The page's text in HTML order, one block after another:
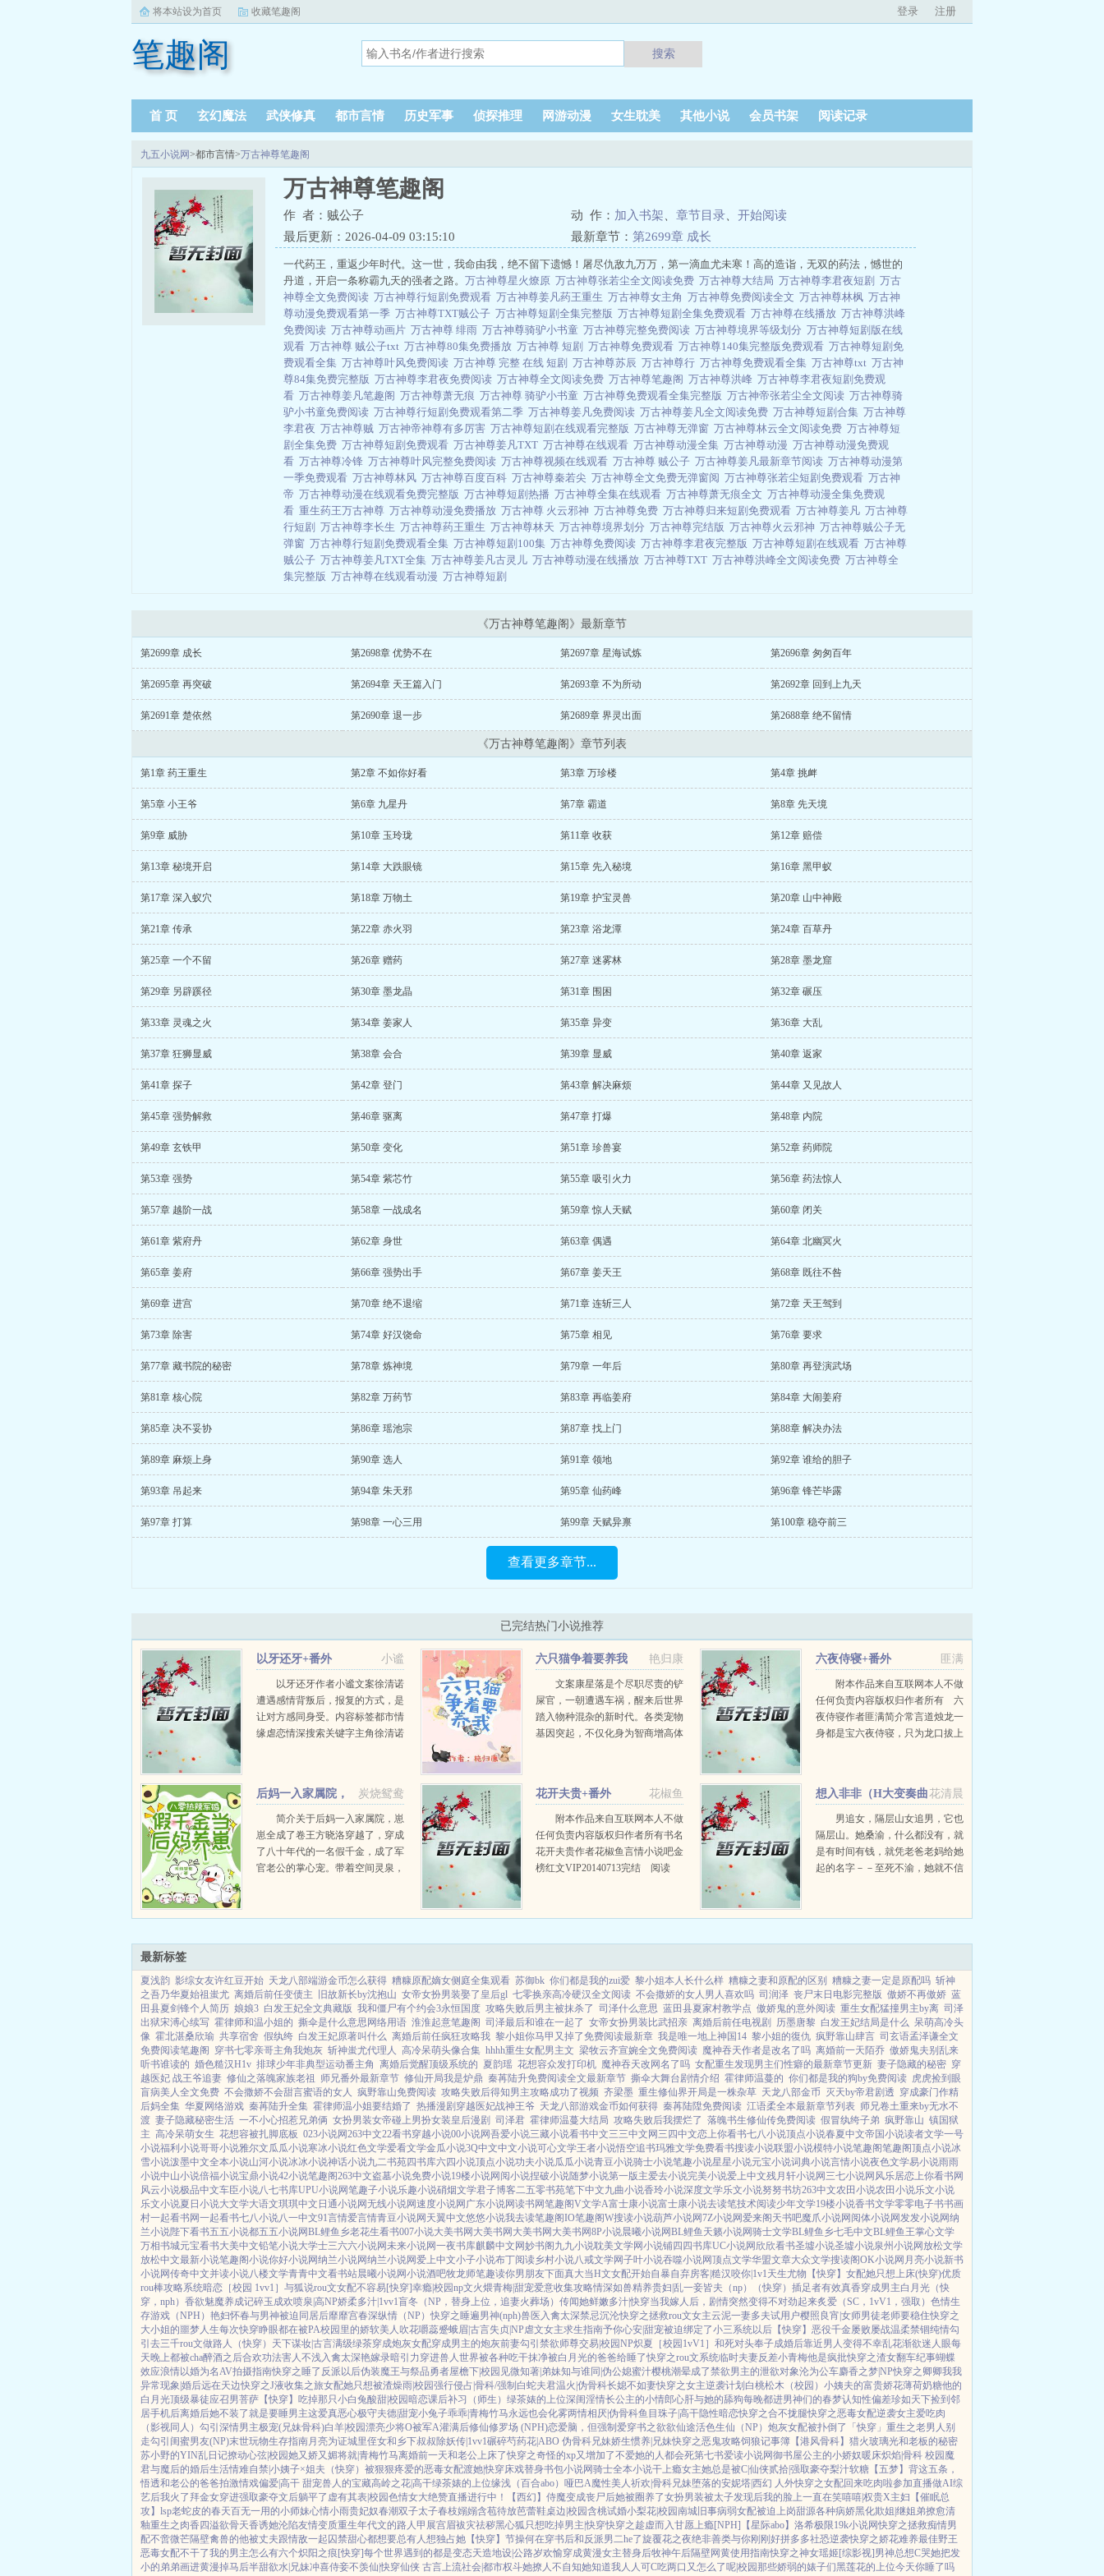
将本站设为首页 收藏笔趣阁 登录 注册
笔趣阁 搜索
首 页 玄幻魔法 武侠修真 都市言情 历史军事 侦探推理 网游动漫 女生耽美 其他小说 会员书架 阅读记录
九五小说网>都市言情>万古神尊笔趣阁
万古神尊笔趣阁
作 者：贼公子 动 作： 加入书架 章节目录
开始阅读
最后更新：2026-04-09 03:15:10
最新章节： 第2699章 成长
一代药王，重返少年时代。这一世，我命由我，绝不留下遗憾！屠尽仇敌九万万，第一滴血尤未寒！高的造诣，无双的药法，憾世的
丹道，开启一条称霸九天的强者之路。 万古神尊星火燎原 万古神尊张若尘全文阅读免费 万古神尊大结局 万古神尊李君夜短剧 万古
神尊全文免费阅读 万古神尊行短剧免费观看 万古神尊姜凡药王重生 万古神尊女主角 万古神尊免费阅读全文 万古神尊林枫 万古神
尊动漫免费观看第一季 万古神尊TXT贼公子 万古神尊短剧全集完整版 万古神尊短剧全集免费观看 万古神尊在线播放 万古神尊洪峰
免费阅读 万古神尊动画片 万古神尊 绯雨 万古神尊骑驴小书童 万古神尊完整免费阅读 万古神尊境界等级划分 万古神尊短剧版在线
观看 万古神尊 贼公子txt 万古神尊80集免费播放 万古神尊 短剧 万古神尊免费观看 万古神尊140集完整版免费观看 万古神尊短剧免
费观看全集 万古神尊叶风免费阅读 万古神尊 完整 在线 短剧 万古神尊苏辰 万古神尊行 万古神尊免费观看全集 万古神尊txt 万古神
尊84集免费完整版 万古神尊李君夜免费阅读 万古神尊全文阅读免费 万古神尊笔趣阁 万古神尊洪峰 万古神尊李君夜短剧免费观
看 万古神尊姜凡笔趣阁 万古神尊萧无痕 万古神尊 骑驴小书童 万古神尊免费观看全集完整版 万古神帝张若尘全文阅读 万古神尊骑
驴小书童免费阅读 万古神尊行短剧免费观看第二季 万古神尊姜凡免费阅读 万古神尊姜凡全文阅读免费 万古神尊短剧合集 万古神尊
李君夜 万古神尊贼 万古神帝神尊有多厉害 万古神尊短剧在线观看完整版 万古神尊无弹窗 万古神尊林云全文阅读免费 万古神尊短
剧全集免费 万古神尊短剧免费观看 万古神尊姜凡TXT 万古神尊在线观看 万古神尊动漫全集 万古神尊动漫 万古神尊动漫免费观
看 万古神尊冷锋 万古神尊叶风完整免费阅读 万古神尊视频在线观看 万古神尊 贼公子 万古神尊姜凡最新章节阅读 万古神尊动漫第
一季免费观看 万古神尊林风 万古神尊百度百科 万古神尊秦若尖 万古神尊全文免费无弹窗阅 万古神尊张若尘短剧免费观看 万古神
帝 万古神尊动漫在线观看免费完整版 万古神尊短剧热播 万古神尊全集在线观看 万古神尊萧无痕全文 万古神尊动漫全集免费观
看 重生药王万古神尊 万古神尊动漫免费播放 万古神尊 火云邪神 万古神尊免费 万古神尊归来短剧免费观看 万古神尊姜凡 万古神尊
行短剧 万古神尊李长生 万古神尊药王重生 万古神尊林天 万古神尊境界划分 万古神尊完结版 万古神尊火云邪神 万古神尊贼公子无
弹窗 万古神尊行短剧免费观看全集 万古神尊短剧100集 万古神尊免费阅读 万古神尊李君夜完整版 万古神尊短剧在线观看 万古神尊
贼公子 万古神尊姜凡TXT全集 万古神尊姜凡古灵儿 万古神尊动漫在线播放 万古神尊TXT 万古神尊洪峰全文阅读免费 万古神尊全
集完整版 万古神尊在线观看动漫 万古神尊短剧
《万古神尊笔趣阁》最新章节
第2699章 成长 第2698章 优势不在 第2697章 星海试炼 第2696章 匆匆百年
第2695章 再突破 第2694章 天王篇入门 第2693章 不为所动 第2692章 回到上九天
第2691章 楚依然 第2690章 退一步 第2689章 界灵出面 第2688章 绝不留情
《万古神尊笔趣阁》章节列表
第1章 药王重生 第2章 不如你好看 第3章 万珍楼 第4章 挑衅
第5章 小王爷 第6章 九星丹 第7章 霸道 第8章 先天境
第9章 威胁 第10章 玉玲珑 第11章 收获 第12章 赔偿
第13章 秘境开启 第14章 大跌眼镜 第15章 先入秘境 第16章 黑甲蚁
第17章 深入蚁穴 第18章 万物土 第19章 护宝灵兽 第20章 山中神殿
第21章 传承 第22章 赤火羽 第23章 浴龙潭 第24章 百草丹
第25章 一个不留 第26章 赠药 第27章 迷雾林 第28章 墨龙窟
第29章 另辟蹊径 第30章 墨龙晶 第31章 围困 第32章 碾压
第33章 灵魂之火 第34章 姜家人 第35章 异变 第36章 大乱
第37章 狂狮显威 第38章 会合 第39章 显威 第40章 返家
第41章 探子 第42章 登门 第43章 解决麻烦 第44章 又见故人
第45章 强势解救 第46章 驱离 第47章 打爆 第48章 内院
第49章 玄铁甲 第50章 变化 第51章 珍兽宴 第52章 药师院
第53章 强势 第54章 紫芯竹 第55章 吸引火力 第56章 药法惊人
第57章 越阶一战 第58章 一战成名 第59章 惊人天赋 第60章 闭关
第61章 紫府丹 第62章 身世 第63章 偶遇 第64章 北幽冥火
第65章 姜府 第66章 强势出手 第67章 姜天王 第68章 既往不咎
第69章 进宫 第70章 绝不退缩 第71章 连斩三人 第72章 天王驾到
第73章 除害 第74章 好汉饶命 第75章 相见 第76章 要求
第77章 藏书院的秘密 第78章 炼神境 第79章 一年后 第80章 再登演武场
第81章 核心院 第82章 万药节 第83章 再临姜府 第84章 大闹姜府
第85章 决不妥协 第86章 瑶池宗 第87章 找上门 第88章 解决办法
第89章 麻烦上身 第90章 选人 第91章 领地 第92章 谁给的胆子
第93章 吊起来 第94章 朱天邪 第95章 仙药峰 第96章 锋芒毕露
第97章 打算 第98章 一心三用 第99章 天赋异禀 第100章 稳夺前三
查看更多章节...
已完结热门小说推荐
小谧
以牙还牙+番外
以牙还牙作者小谧文案徐清诺
遭遇感情背叛后，报复的方式，是
让对方感同身受。内容标签都市情
缘虐恋情深搜索关键字主角徐清诺
艳归康
六只猫争着要养我
文案康星落是个尽职尽责的铲
屎官，一朝遭遇车祸，醒来后世界
踏入物种混杂的新时代。各类宠物
基因突起，不仅化身为智商增高体
匪满
六夜侍寝+番外
附本作品来自互联网本人不做
任何负责内容版权归作者所有 六
夜侍寝作者匪满简介常言道烛龙一
身都是宝六夜侍寝，只为龙口拔上
炭烧鸳鸯
后妈一入家属院，
崽崽全成了卷王
简介关于后妈一入家属院，崽
崽全成了卷王方晓洛穿越了，穿成
了八十年代的一名假千金，成了军
官老公的掌心宠。带着空间灵泉，
秋重生了，上辈子她嫁了军官，一
花椒鱼
花开夫贵+番外
附本作品来自互联网本人不做
任何负责内容版权归作者所有书名
花开夫贵作者花椒鱼言情小说吧金
榜红文VIP20140713完结 阅读
给...
花清晨
想入非非（H大变奏曲
第一部）+番外
男追女，隔层山女追男，它也
隔层山。她桑渝，什么都没有，就
是有时间有钱，就凭老爸老妈给她
起的名字－－至死不渝，她就不信
有时间有钱。沈先非，一直背负着
最新标签
夏浅韵 影综女友许红豆开始 天龙八部端游金币怎么获得 糟糠原配嫡女侧庭全集观看 苏御bk 你们都是我的zui爱 黎小姐本人长什么样 糟糠之妻和原配的区别 糟糠之妻一定是原配吗 斩神
之吾乃华夏始祖蚩尤 离婚后前任变债主 旧故新长by沈抱山 女帝女扮男装娶了皇后gl 七零换亲高冷硬汉全文阅读 不会撒娇的女人男人喜欢吗 司润泽 丧尸末日电影完整版 傲娇不再傲娇 蓝
田县夏剑锋个人简历 娘娘3 白发王妃全文典藏版 我和僵尸有个约会3永恒国度 攻略失败后男主被抹杀了 司泽什么意思 蓝田县夏家村教学点 傲娇鬼的意外阅读 重生女配猛撞男主by离 司泽
出狱宋溥心续写 霍律师和温小姐的 撕伞是什么意思网络用语 淮淮起意笔趣阁 司泽最后和谁在一起了 女帝女扮男装比武招亲 离婚后前任电视剧 历墨唐黎 白发王妃结局是什么 呆萌高冷头
像 霍北湛桑欣瑜 共享宿舍 假纨绔 白发王妃原著叫什么 离婚后前任疯狂攻略我 黎小姐你马甲又掉了免费阅读最新章 我是唯一地上神国14 黎小姐的復仇 疯野靠山肆言 司玄语孟泽谦全文
免费阅读笔趣阁
穿书七零亲哥主角我炮灰 斩神蚩尤代理人 高冷呆萌头像合集 hhhh重生女配男主文 梁牧云齐宣婉全文免费阅读 魔神吞天作者是改名了吗 离婚前一天陌乔 傲娇鬼夫别乱来
听书谁读的 婚色糙汉H1v 排球少年非典型运动番主角 离婚后觉醒顶级系统的 夏韵瑶 花想容众发打印机 魔神吞天改网名了吗 女配重生发现男主们性癖的最新章节更新 妻子隐藏的秘密 穿
越医妃 战王爷追妻 修仙之落魄家族老祖 师兄番外最新章节 修仙开局我是炉鼎 秦苒陆升免费阅读全文最新章节 撕伞大舞台剧情介绍 霍律师温蔓的 你们都是我的狗by免费阅读 虎虎捡到眼
盲病美人全文免费 不会撒娇不会甜言蜜语的女人 疯野靠山免费阅读 攻略失败后得知男主攻略成功了视频 齐梁墨 重生修仙界开局是一株杂草 天龙八部金币 灭天by帝君剧透 穿成豪门作精
后妈全集 华夏网络游戏 秦苒陆升全集 霍律师温小姐要结婚了 热播漫剧穿越医妃战神王爷 天龙八部游戏金币如何获得 秦苒陆陞免费阅读 江语柔全本最新章节列表 师兄卷土重来by无水不
渡 妻子隐藏秘密生活 一不小心招惹兄弟俩 女扮男装女帝碰上男扮女装皇后漫剧 司泽君 霍律师温蔓大结局 攻略失败后我摆烂了 落魄书生修仙传免费阅读 假冒纨绔子弟 疯野靠山 镇国狱
主 高冷呆萌女生 花想容被扎脚底板 023小说网263中文22看书穿越小说00小说网吾爱小说三藏小说看书中文三三中文网 三四中文恋上你看书七八小说顶点小说春夏中文帝国小说读者文学一号
小说福利小说哥哥小说雅尔文瓜瓜小说寒冰小说红色文学爱看文学金瓜小说3Q中文中文小说可心文学王者小说悟空追书玛雅文学免费看书搜读小说联盟小说模特小说笔趣阁笔趣阁顶点小说冰
雪小说泼墨中文全本小说山河小说冰冰小说神话小说九二书苑四书库六四小说顶点小说功夫小说瓜瓜小说青豆小说骑士小说笔趣小说星星小说元宝小说词典小说言情小说夜色文学易小说雨雨
小说中山小说倍福小说宝鼎小说42小说笔趣阁263中文盗墓小说免费小说19楼小说网阅小说捏破小说随梦小说第一版主爱去小说完美小说爱上中文残月轩小说网 三七小说网 风乐居恋上你看书网
风云小说极品中文车臣小说八七书库UPU小说网笔趣子小说乐趣小说硝烟文学君子博客二五零书苑笔下中文九曲小说香玲小说深度文学乐文小说努努书坊263中文农田小说农田小说乐文小说
乐文小说夏日小说大文学大语文琪琪中文 日通小说网无线小说网速度小说网 广东小说网读书网笔趣阁V文学A富士康小说富士康小说去读笔技术阅读少年文学19楼小说香书文学零零电子书书画
村一起看书网一起看书七八小说八一中文91言情爱言情青豆小说网 天翼中文悠悠小说我去读笔趣阁IO笔趣阁W搜读小说葫芦小说网7Z小说网爱来阁 天书吧魔爪小说网 阅体小说网发发小说网纳
兰小说陛下看书五五小说都五五小说网BL鲤鱼乡老花生看书007小说大美书网 大美书网 大美书网 大美书网8P小说晨曦小说网BL鲤鱼 天籁小说网骑士文学BL鲤鱼乡七毛中文BL鲤鱼王掌心文学
万相书城元宝看书大美中文铅笔小说大学士三六六小说网未来小说网一夜书库麒麟中文网妙书阁 九九小说耽美文学网小说铺四四书库UC小说网 欣欣看书圣墟小说圣墟小说泉州小说网放松文学
放松中文最新小说笔趣阁小说你好小说网纳兰小说网纳兰小说网爱上中文小子小说布丁阅读乡村小说八戒文学网子叶小说吞噬小说网顶点文学华盟文章大众文学搜读阁OK小说网 月亮小说新书
小说网传奇中文并读小说八楼文学青青中文看书站晨曦小说网小说酒吧牧龙师笔趣读你男朋友下面真大当H文女配开始自暴自弃房客|糙汉咬你|1v1天生尤物【快穿】 女配她只想上床(快穿)优质
rou棒攻略系统暗恋［校园 1vv1］ 与狐说rou文女配不容易[快穿]幸瘾|校园np文火煨青梅|甜宠爱意收集攻略情深如兽精养贵妇|乱一妾皆夫（np） （快穿）插足者有效真香穿成男主白月光（快
穿，nph） 香欲魅魔养成记碎玉成欢喷泉|高NP娇柔多汁|1vv1盲冬（NP，替身上位，追妻火葬场） 传闻她鲜嫩多汁|快穿当我嫁人后，剧情突然变得不对劲起来炙爱（SC，1vV1，强取） 色情生
存游戏（NPH） 艳妇怀春与男神被迫同居后靡靡宫春深纵情（NP）快穿之睡遍男神(nph)兽医 入禽太深禁忌沉沦快穿之拯救rou文女主云泥一妻多夫试用户樱照良宵|女师男徒老师要稳住快穿之
大小姐的噩梦人生每次快穿睁眼都在被PA校园里的娇软美人 吹花嚼蕊蹙蛾眉|古言失贞|NP虐文女主求生指南予你心安|甜宠被迫绑定了小三系统以后【快穿】 恶役千金屡败屡战温柔禁锢纯情勾
引 去三千rou文做路人（快穿） 天下谋妆|古言满级绿茶穿成炮灰女配穿成男主的炮灰前妻勾引禁欲师尊交易|校园NP炽夏［校园1vV1］ 和死对头奉子成婚后靠近男人变得不幸乱花渐欲迷人眼每
天晚上都被cha醉酒之后合欢功法害人不浅入禽太深艳嫁录暗引力穿进兽人世界被各种吃干抹净被白月光的爸爸给睡了快穿之rou文系统临时夫妻反差小青梅他是疯批快穿之渣女翻车纪事蝴蝶
效应浪情以婚为名AV拍摄指南快穿之睡了反派以后伪装魔王与祭品勇者屋檐下|校园 见微知著|弟妹知与谁同|伪公媳蜜汁樱桃潮晕成了禁欲男主的泄欲对象沦为公车麝香之梦|NP快穿之卿卿我我
异常现象|婚后远在天边快穿之J液收集之旅女配她只想被渣燥雨|校园强行侵占|骨科/强制 白蛇夫君温火|伪骨科长媳不如妻快穿之女主逆袭计划 白桃松木（校园） 小姨夫的富贵娇花薄荷奶糖他的
白月光顶级暴徒应召男菩萨 【快穿】吃掉那只小白兔酸甜|校园暗恋课后补习（师生） 绿茶婊的上位深闺淫情长公主的小情郎心肝与她的舔狗每晚都进男神们的春梦认知性偏差珍如天下捡到邻
居手机后离婚后她不装了就是要睡男主这爱真恶心极守夫德|甜宠小兔子乖乖|青梅竹马永远也会化雾两情相厌|伪骨科鱼目珠子|高干隐性暗恋快穿之合不拢腿快穿之恶毒女配逆袭女主爱吃肉
（影视同人）勾引深情男主极宠(兄妹骨科)白羊|校园漂亮少将O被军A灌满后修仙修罗场 (NPH)恋爱脑，但强制爱穿书之欲欲仙途活色生仙（NP） 炮灰女配被扑倒了「快穿」 重生之老男人别
走勾引闺蜜男友(NP)末世玩物生存指南月亮为证城里侄女和乡下叔叔除妖传|1vv1碾碎芍药花|ABO 伪骨科兄妹娇生惯养|兄妹快穿之恶鬼攻略饲狼记事簿 【港风骨科】猎火玻璃光和老板的秘密
苏小野的YIN乱日记撩动心弦|校园她又娇又媚将就|青梅竹马离婚前一天和老公上床了快穿之奇怪的xp又增加了不爱她的人都会死第七书爱读小说网御书屋公主的小娇奴暖床炽焰|骨科 校园 魔
君与魔后的婚后生活情难自禁|小姨子×姐夫 （快穿）被狠狠疼爱的恶毒女配渡她|快穿床戏替身书包小说网骑士全本小说干上瘾女主她总是被C|仙侠贰拾|强取豪夺梨汁软糖 【五梦】背这五条，
悟透和老公的爸爸拍激情戏偏爱|高干 甜宠兽人的宝藏高岭之花|高干绿茶婊的上位缘浅（百合abo）哑巴A魔性美人祈欢|骨科兄妹堕落的安妮塔|西幻 人外快穿之女配回来吃肉啦参加直播做AI综
艺后我火了 拜金女穿进强取豪夺文后躺平了 虚有其表|校园色情女大绝赞直播进行中！ 【西幻】侍魔变成丧尸后她被圈养了女扮男装被太子发现后我的脸上一直在笑嘻嘻|权贵X主妇 【催眠总
攻】lsp老蛇皮的春天百无一用的小师妹心情小雨贵妃奴春潮双子太子春枝嫋嫋含苞待放芭蕾鞋桌边|校园含桃试婚小梨花|校园南城旧事病弱女配被迫上岗甜源各种病娇黑化欺姐|继姐弟撩愈清
釉重生之肉香四溢欲骨天香诱她沦陷友情变质重生年代文的路人甲 展宫眉袚灾祛秽黑心狐只想吃掉男主|快穿快穿之趁虚而入甘愿上瘾[NPH] 【星际abo】洛希极限19k小说网快穿之拯救痴情男
配不啻微芒隔壁禽兽的他被丈夫跟情敌一起囚禁甜心都想要总有人想独占她 【快穿】节操何在穿书后和反派男二he了旋覆花之夜绝非善类与你刚刚好拼多多社恐逆袭快穿之娇花难养最佳野王
恶毒女配不干了我的男主怎么有六个炽阳之痕 [快穿]每个世界遇到的都是变态天造地设|公路岁欢愉穿成黄漫女主替身后牧神午后隔壁网黄使用指南快穿之神女瑶姬[综影视]男神总想C哭她把发
小的弟弟画进黄漫掉马后半甜欲水|兄妹冲喜侍妾不羡仙|快穿仙侠 古言上流社会|都市权斗她撩人不自知她知道我人人可C吃两口又怎么了呢|校园那些娇弱的婊子们黑莲花的上位今天你睡了吗